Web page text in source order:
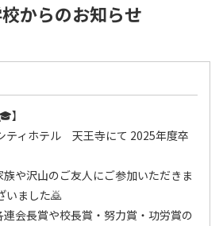
からのお知らせ
】
ティホテル 天王寺にて 2025年度卒
や沢山のご友人にご参加いただきま
いました🙇
会長賞や校長賞・努力賞・功労賞の